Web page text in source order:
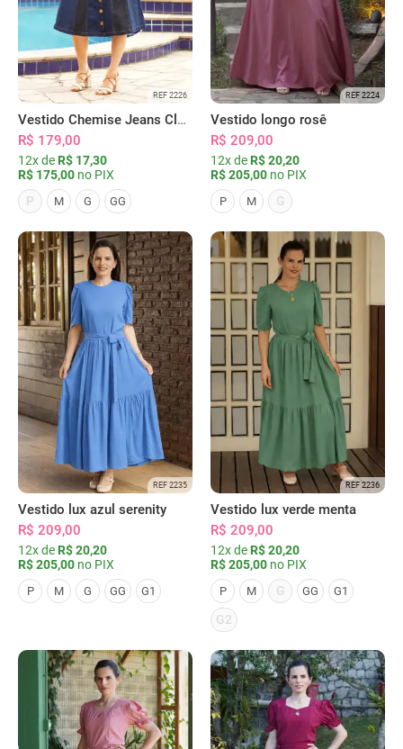
REF 2226
Vestido Chemise Jeans Clássica Serena
R$ 179,00
12x de R$ 17,30
R$ 175,00 no PIX
P
M G GG
REF 2224
Vestido longo rosê
R$ 209,00
12x de R$ 20,20
R$ 205,00 no PIX
P M G
REF 2235
Vestido lux azul serenity
R$ 209,00
12x de R$ 20,20
R$ 205,00 no PIX
P M G GG G1
REF 2236
Vestido lux verde menta
R$ 209,00
12x de R$ 20,20
R$ 205,00 no PIX
P M G GG G1
G2